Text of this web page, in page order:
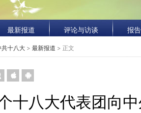
最新报道 评论与访谈 报
共十八大 > 最新报道 > 正文
十八大代表团向